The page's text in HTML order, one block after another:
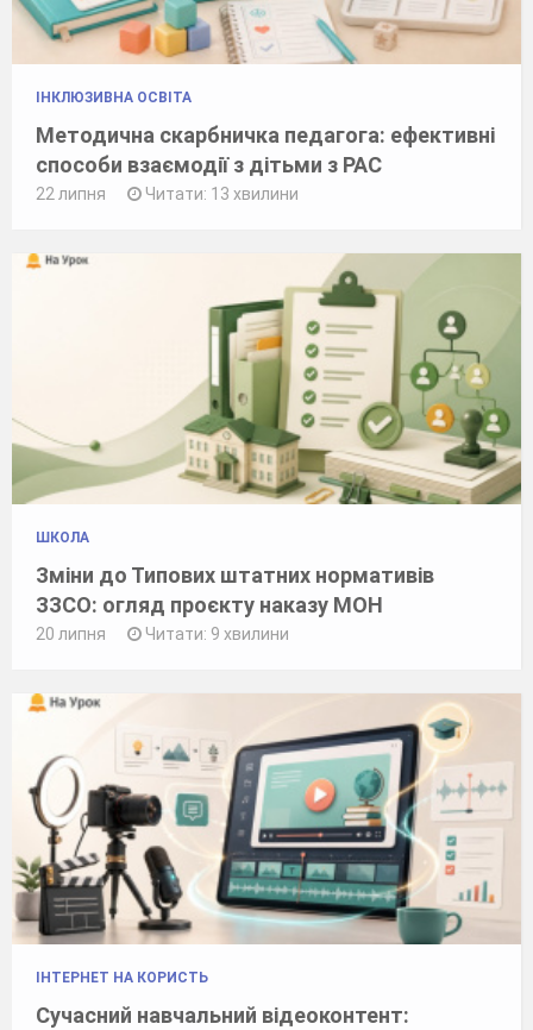
ІНКЛЮЗИВНА ОСВІТА
Методична скарбничка педагога: ефективні
способи взаємодії з дітьми з РАС
22 липня Читати: 13 хвилини
ШКОЛА
Зміни до Типових штатних нормативів
ЗЗСО: огляд проєкту наказу МОН
20 липня Читати: 9 хвилини
ІНТЕРНЕТ НА КОРИСТЬ
Сучасний навчальний відеоконтент: